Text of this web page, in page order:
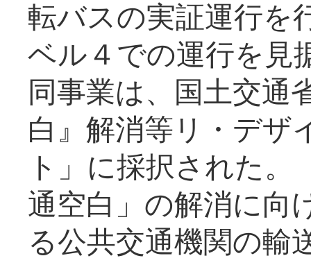
転バスの実証運行を
ベル４での運行を見
同事業は、国土交通
白』解消等リ・デザ
ト」に採択された
通空白」の解消に向
る公共交通機関の輸